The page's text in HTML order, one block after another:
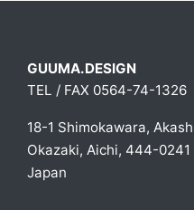
GUUMA.DESIGN
TEL / FAX 0564-74-1326
18-1 Shimokawara,
Okazaki, Aichi, 444-0241
Japan